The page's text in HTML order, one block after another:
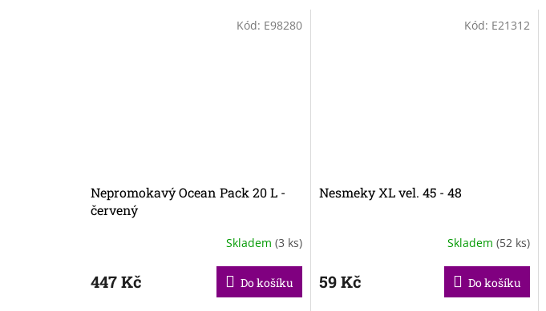
Nepromokavý Ocean Pack 20 L -
červený
Skladem (3 ks)
447 Kč Do košíku
Kód: E98280
Nesmeky XL vel. 45 - 48
Skladem (52 ks)
59 Kč Do košíku
Kód: E21312